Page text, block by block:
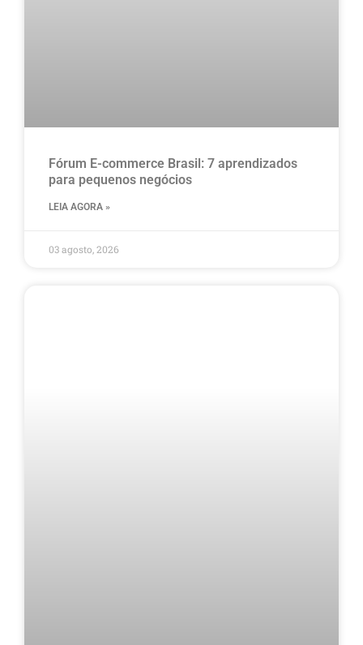
Fórum E-commerce Brasil: 7 aprendizados
para pequenos negócios
LEIA AGORA »
03 agosto, 2026